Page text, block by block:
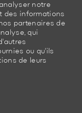
notre
des informations
partenaires de
qui
ou qu'ils
de leurs